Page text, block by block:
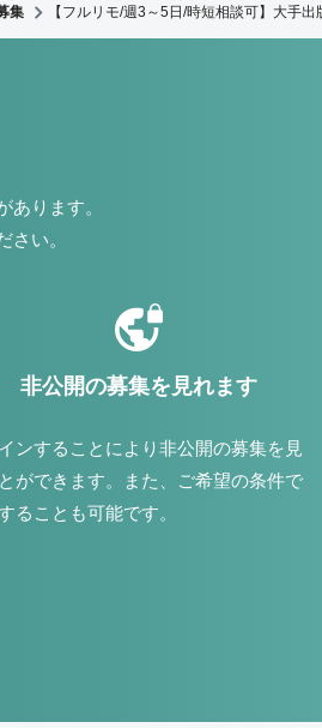
集 【フルリモ/週3～5日/時短相談可】大手
あります。
い。
非公開の募集を見れます
ンすることにより非公開の募集を見
ができます。また、ご希望の条件で
ることも可能です。